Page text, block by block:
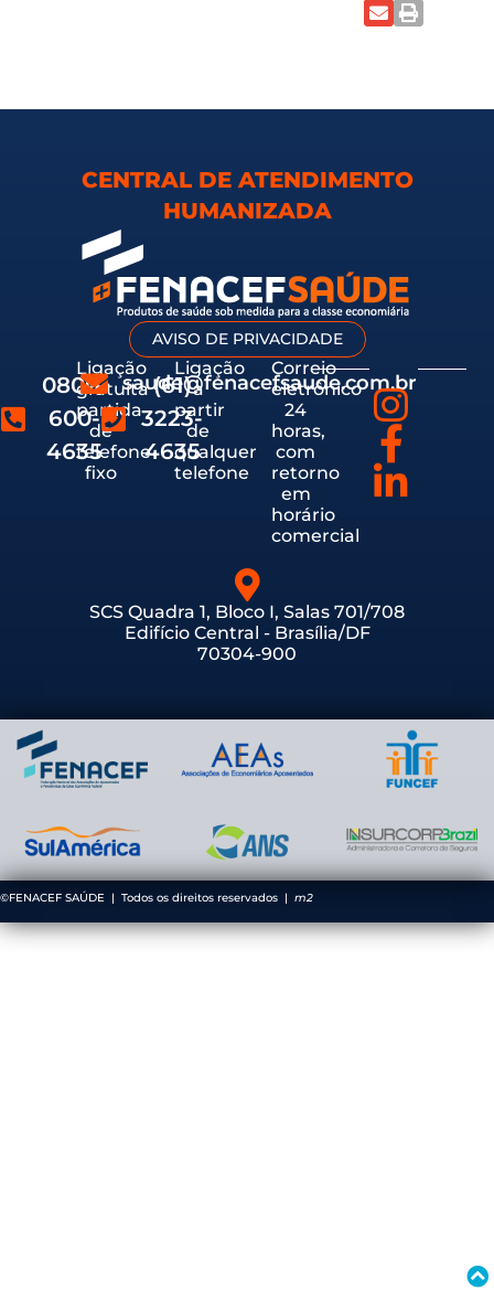
CENTRAL DE ATENDIMENTO
HUMANIZADA
AVISO DE PRIVACIDADE
0800-
600-
4635
Ligação
gratuita
partida
de
telefone
fixo
(61)
3223-
4635
Ligação
a
partir
de
qualquer
telefone
saude@fenacefsaude.com.br
Correio
eletrônico
24
horas,
com
retorno
em
horário
comercial
SCS Quadra 1, Bloco I, Salas 701/708
Edifício Central - Brasília/DF
70304-900
©FENACEF SAÚDE | Todos os direitos reservados | m2